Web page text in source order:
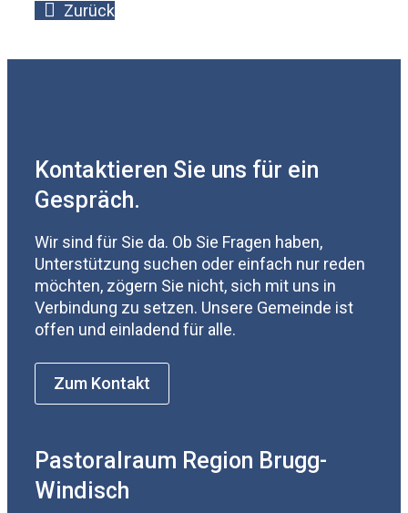
Zurück
Kontaktieren Sie uns für ein
Gespräch.
Wir sind für Sie da. Ob Sie Fragen haben,
Unterstützung suchen oder einfach nur reden
möchten, zögern Sie nicht, sich mit uns in
Verbindung zu setzen. Unsere Gemeinde ist
offen und einladend für alle.
Zum Kontakt
Pastoralraum Region Brugg-
Windisch